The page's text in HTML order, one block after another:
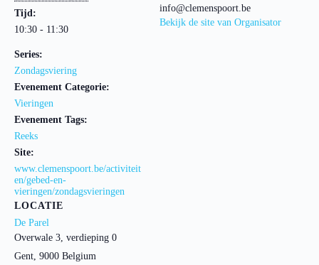
Tijd:
10:30 - 11:30
Series:
Zondagsviering
Evenement Categorie:
Vieringen
Evenement Tags:
Reeks
Site:
www.clemenspoort.be/activiteit
en/gebed-en-
vieringen/zondagsvieringen
LOCATIE
De Parel
Overwale 3, verdieping 0
Gent, 9000 Belgium
info@clemenspoort.be
Bekijk de site van Organisator